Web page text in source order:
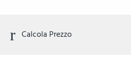
Calcola Prezzo